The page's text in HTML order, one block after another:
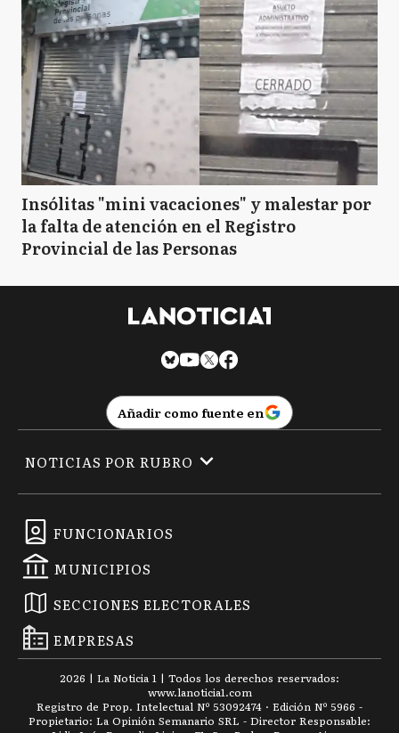
Insólitas "mini vacaciones" y malestar por
la falta de atención en el Registro
Provincial de las Personas
Añadir como fuente en
FUNCIONARIOS
MUNICIPIOS
SECCIONES ELECTORALES
EMPRESAS
NOTICIAS POR RUBRO
2026 | La Noticia 1 | Todos los derechos reservados:
www.lanoticia1.com
Registro de Prop. Intelectual Nº 53092474 · Edición Nº 5966 -
Propietario: La Opinión Semanario SRL - Director Responsable: